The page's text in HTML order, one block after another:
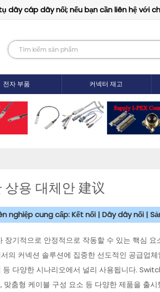
dây cáp dây nối; nếu bạn cần liên hệ với
전자 부품 커넥터 재고
용 대체안 建议
nghiệp cung cấp: Kết nối | Dây dây nối |
기적으로 안정적으로 작동할 수 있는 핵심 요
커넥션 솔루션에 집중한 선도적인 공급업체
다양한 시나리오에서 널리 사용됩니다.
춤형 케이블 구성 요소 등 다양한 제품을 출시